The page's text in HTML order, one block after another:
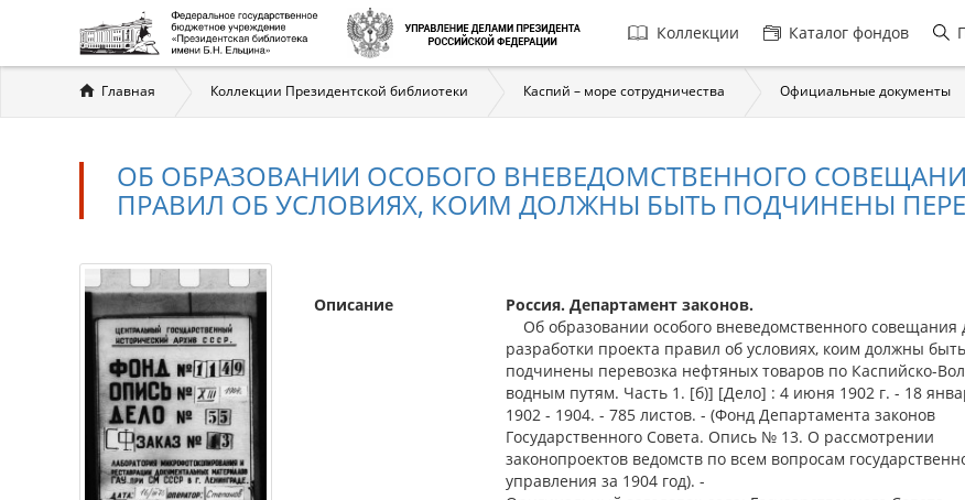
Главная
навигация
Коллекции Каталог фондов
Вы
здесь
Главная Коллекции Президентской библиотеки Каспий – море сотрудничества Официальные документы
ОБ ОБРАЗОВАНИИ ОСОБОГО ВНЕВЕДОМСТВЕННОГО
ПРАВИЛ ОБ УСЛОВИЯХ, КОИМ ДОЛЖНЫ БЫТЬ ПОДЧИНЕНЫ
Описание
Россия. Департамент законов.
Об образовании особого вневедомственного совещания
разработки проекта правил об условиях, коим должны быть
подчинены перевозка нефтяных товаров по Каспийско-
водным путям. Часть 1. [б)] [Дело] : 4 июня 1902 г. - 18
1902 - 1904. - 785 листов. - (Фонд Департамента законов
Государственного Совета. Опись № 13. О рассмотрении
законопроектов ведомств по всем вопросам
управления за 1904 год). -